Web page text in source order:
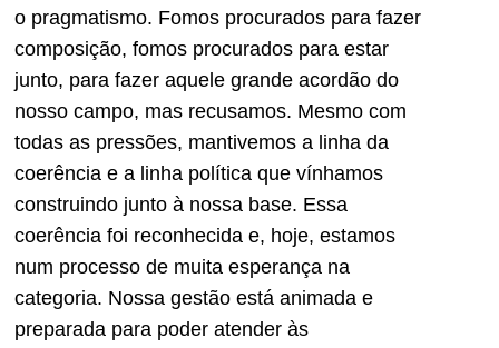
o pragmatismo. Fomos procurados para fazer
composição, fomos procurados para estar
junto, para fazer aquele grande acordão do
nosso campo, mas recusamos. Mesmo com
todas as pressões, mantivemos a linha da
coerência e a linha política que vínhamos
construindo junto à nossa base. Essa
coerência foi reconhecida e, hoje, estamos
num processo de muita esperança na
categoria. Nossa gestão está animada e
preparada para poder atender às